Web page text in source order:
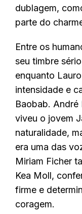
dublagem,
parte do
Entre os
seu timbre
enquanto
intensidade e
Baobab. André
viveu o jovem
naturalidade,
era uma das
Miriam Ficher
Kea Moll,
firme e
coragem.